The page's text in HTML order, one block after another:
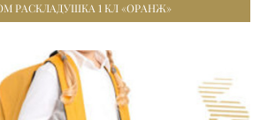
РАСКЛАДУШКА 1 КЛ «ОРАНЖ»